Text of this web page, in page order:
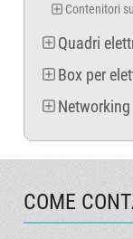
Contenitori
Quadri
Box per
Networking
COME